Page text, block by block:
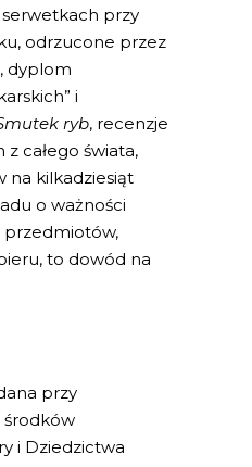
przy
odrzucone przez
dyplom
i
ryb, recenzje
całego świata,
na kilkadziesiąt
o ważności
przedmiotów,
to dowód na
przy
środków
i Dziedzictwa